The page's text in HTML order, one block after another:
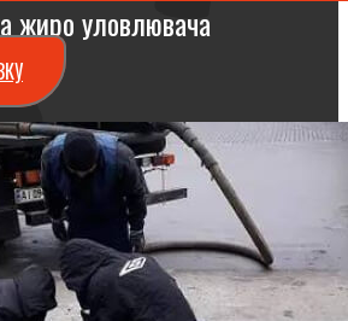
жиро уловлювача